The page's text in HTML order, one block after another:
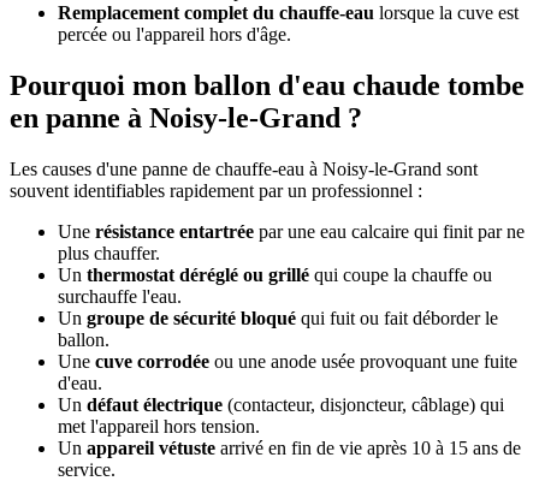
Remplacement complet du chauffe-eau lorsque la cuve est
percée ou l'appareil hors d'âge.
Pourquoi mon ballon d'eau chaude tombe
en panne à Noisy-le-Grand ?
Les causes d'une panne de chauffe-eau à Noisy-le-Grand sont
souvent identifiables rapidement par un professionnel :
Une résistance entartrée par une eau calcaire qui finit par ne
plus chauffer.
Un thermostat déréglé ou grillé qui coupe la chauffe ou
surchauffe l'eau.
Un groupe de sécurité bloqué qui fuit ou fait déborder le
ballon.
Une cuve corrodée ou une anode usée provoquant une fuite
d'eau.
Un défaut électrique (contacteur, disjoncteur, câblage) qui
met l'appareil hors tension.
Un appareil vétuste arrivé en fin de vie après 10 à 15 ans de
service.